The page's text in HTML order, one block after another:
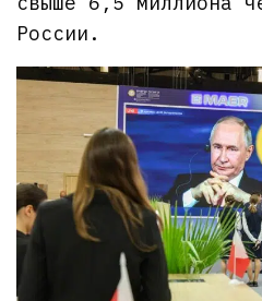
России.